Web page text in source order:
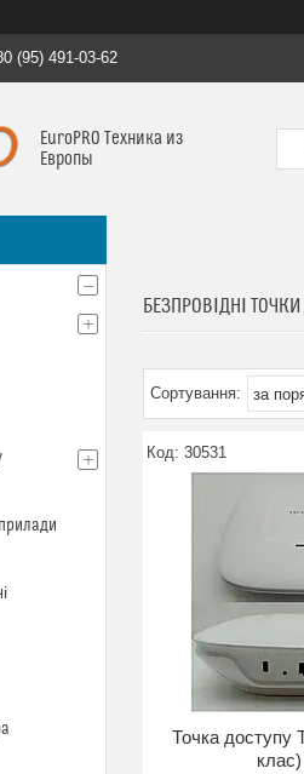
(95) 491-03-62
EuroPRO Техника из
Европы
БЕЗПРОВІДНІ
30531
Точка доступу